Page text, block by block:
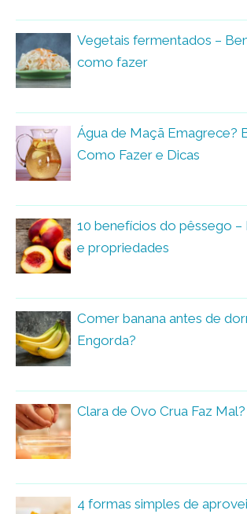
Vegetais fermentados –
como fazer
Água de Maçã Emagrece?
Como Fazer e Dicas
10 benefícios do pêssego –
e propriedades
Comer banana antes de
Engorda?
Clara de Ovo Crua Faz Mal?
4 formas simples de